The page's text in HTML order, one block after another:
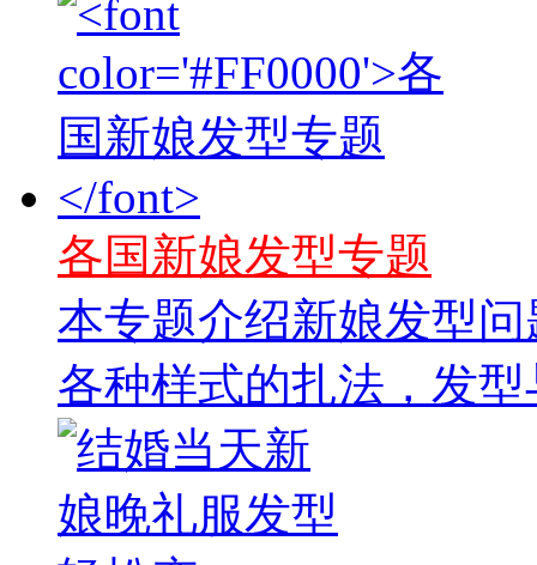
各国新娘发型专题
本专题介绍新娘发型
各种样式的扎法，发